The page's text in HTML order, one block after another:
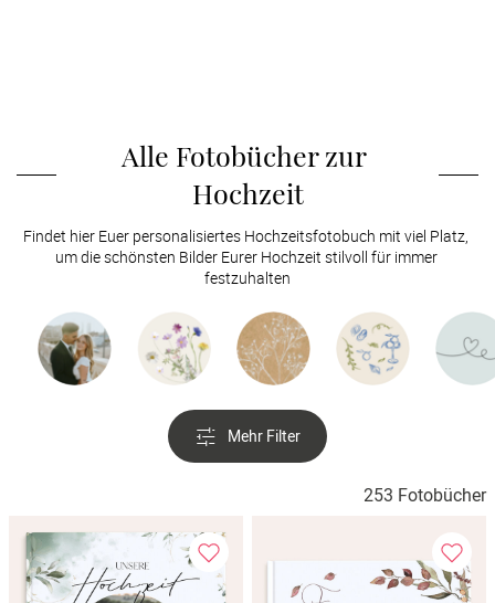
Alle Fotobücher zur
Hochzeit
Findet hier Euer personalisiertes Hochzeitsfotobuch mit viel Platz,
um die schönsten Bilder Eurer Hochzeit stilvoll für immer
festzuhalten
Mehr Filter
253 Fotobücher